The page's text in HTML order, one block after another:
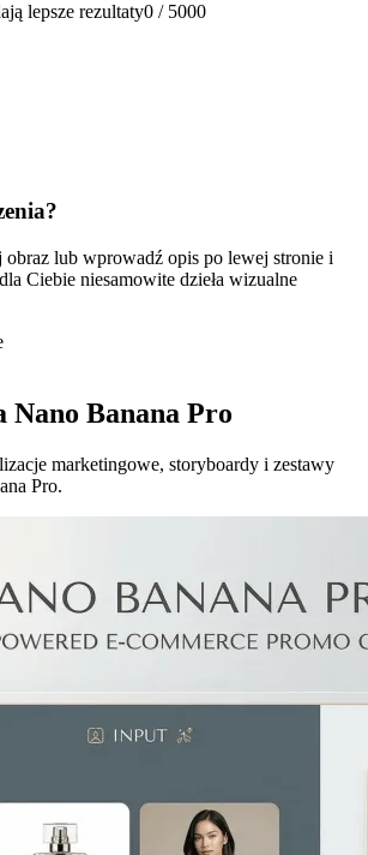
lepsze rezultaty0 / 5000
lub wprowadź opis po lewej stronie i
Ciebie niesamowite dzieła wizualne
Nano Banana Pro
marketingowe, storyboardy i zestawy
Pro.